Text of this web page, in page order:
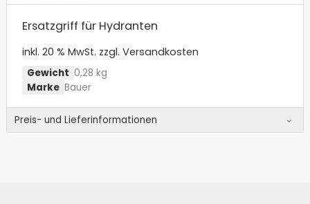
Ersatzgriff für Hydranten
inkl. 20 % MwSt. zzgl. Versandkosten
0,28 kg
Gewicht
Bauer
Marke
Preis- und Lieferinformationen